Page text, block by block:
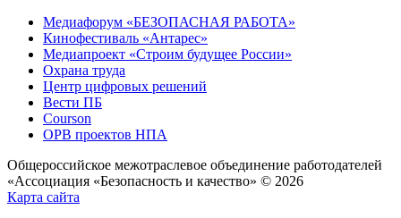
Медиафорум «БЕЗОПАСНАЯ РАБОТА»
Кинофестиваль «Антарес»
Медиапроект «Строим будущее России»
Охрана труда
Центр цифровых решений
Вести ПБ
Courson
ОРВ проектов НПА
Общероссийское межотраслевое объединение работодателей
«Ассоциация «Безопасность и качество» © 2026
Карта сайта